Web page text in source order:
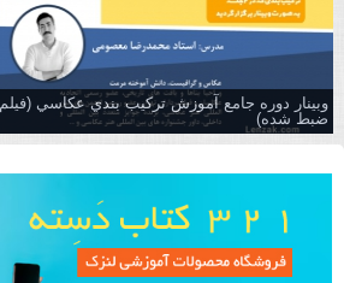
وبینار دوره جامع آموزش تركيب بندي عكاسي (فیلم
ضبط شده)